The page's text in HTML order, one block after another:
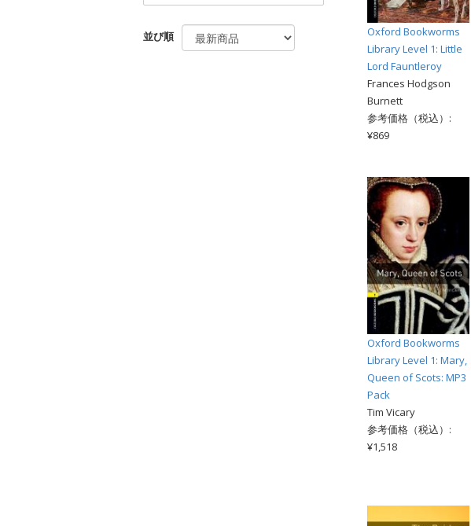
Oxford Bookworms
Library Level 1: Little
Lord Fauntleroy
Frances Hodgson
Burnett
参考価格（税込）:
¥869
Oxford Bookworms
Library Level 1: Mary,
Queen of Scots: MP3
Pack
Tim Vicary
参考価格（税込）:
¥1,518
並び順